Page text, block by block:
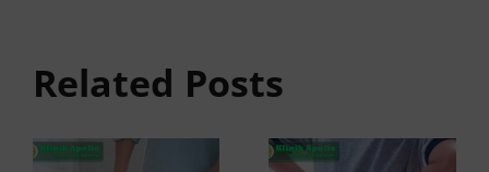
Related Posts
Darah:
Penyebab
Kambuh